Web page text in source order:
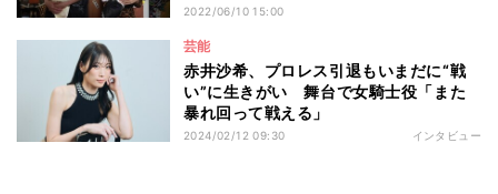
2022/06/10 15:00
芸能
赤井沙希、プロレス引退もいまだに“戦
い”に生きがい 舞台で女騎士役「また
暴れ回って戦える」
2024/02/12 09:30 インタビュー